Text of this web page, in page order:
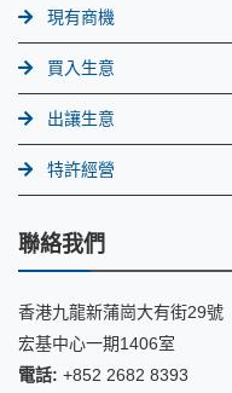
現有商機
買入生意
出讓生意
特許經營
聯絡我們
香港九龍新蒲崗大有街29號
宏基中心一期1406室
電話: +852 2682 8393